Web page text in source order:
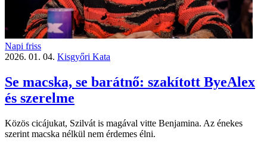
Napi friss
2026. 01. 04. Kisgyőri Kata
Se macska, se barátnő: szakított ByeAlex
és szerelme
Közös cicájukat, Szilvát is magával vitte Benjamina. Az énekes
szerint macska nélkül nem érdemes élni.